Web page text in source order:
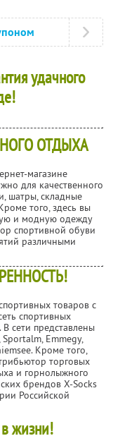
удачного
ОТДЫХА
магазине
для качественного
шатры, складные
того, здесь вы
и модную одежду
спортивной обуви
различными
товаров с
спортивных
сети представлены
Emmegy,
Кроме того,
торговых
и горнолыжного
брендов X-Socks
Российской
жизни!